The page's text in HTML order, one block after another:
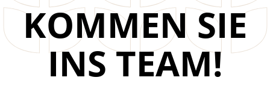
KOMMEN SIE
INS TEAM!